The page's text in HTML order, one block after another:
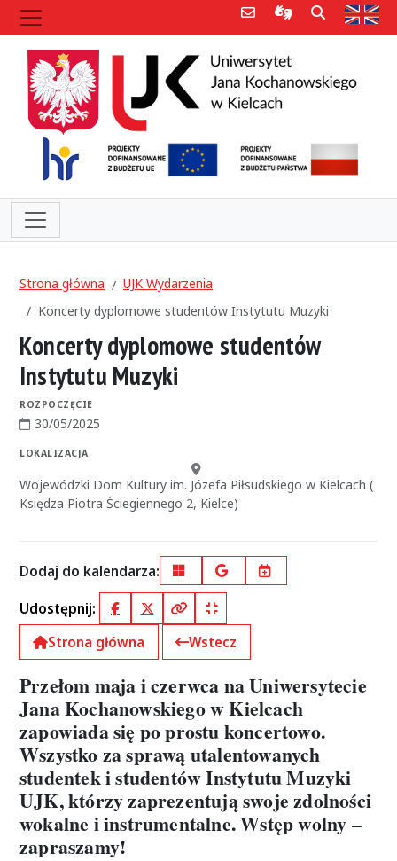
Poczta e-mailInformacje dla
Szukaj
Strona główna
UJK Wydarzenia
Koncerty dyplomowe studentów Instytutu Muzyki
Koncerty dyplomowe studentów
Instytutu Muzyki
ROZPOCZĘCIE
Data rozpoczęcia:
30/05/2025
LOKALIZACJA
Miejsce:
Wojewódzki Dom Kultury im. Józefa Piłsudskiego w Kielcach (
Księdza Piotra Ściegiennego 2, Kielce)
Dodaj do kalendarza: OutlookGoogle Calendar
iCal
Udostępnij:
FacebookX (Twitter)
Kopiuj pełny link
Kopiuj krótki link
Strona główna
Wstecz
Przełom maja i czerwca na Uniwersytecie
Jana Kochanowskiego w Kielcach
zapowiada się po prostu koncertowo.
Wszystko za sprawą utalentowanych
studentek i studentów Instytutu Muzyki
UJK, którzy zaprezentują swoje zdolności
wokalne i instrumentalne. Wstęp wolny –
zapraszamy!